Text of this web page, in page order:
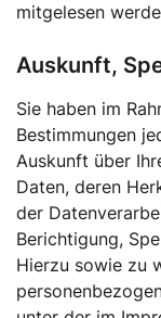
mitgelesen
Auskunft,
Sie haben im
Bestimmungen
Auskunft über
Daten, deren
der
Berichtigung,
Hierzu sowie zu